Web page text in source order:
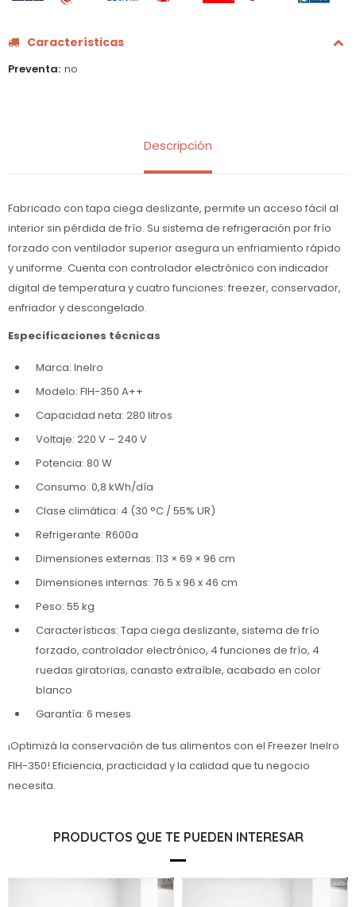
Características
Preventa no
Descripción
Fabricado con tapa ciega deslizante, permite un acceso fácil al
interior sin pérdida de frío. Su sistema de refrigeración por frío
forzado con ventilador superior asegura un enfriamiento rápido
y uniforme. Cuenta con controlador electrónico con indicador
digital de temperatura y cuatro funciones: freezer, conservador,
enfriador y descongelado.
Especificaciones técnicas
Marca: Inelro
Modelo: FIH-350 A++
Capacidad neta: 280 litros
Voltaje: 220 V – 240 V
Potencia: 80 W
Consumo: 0,8 kWh/día
Clase climática: 4 (30 °C / 55% UR)
Refrigerante: R600a
Dimensiones externas: 113 × 69 × 96 cm
Dimensiones internas: 76.5 x 96 x 46 cm
Peso: 55 kg
Características: Tapa ciega deslizante, sistema de frío
forzado, controlador electrónico, 4 funciones de frío, 4
ruedas giratorias, canasto extraíble, acabado en color
blanco
Garantía: 6 meses
¡Optimizá la conservación de tus alimentos con el Freezer Inelro
FIH-350! Eficiencia, practicidad y la calidad que tu negocio
necesita.
PRODUCTOS QUE TE PUEDEN INTERESAR